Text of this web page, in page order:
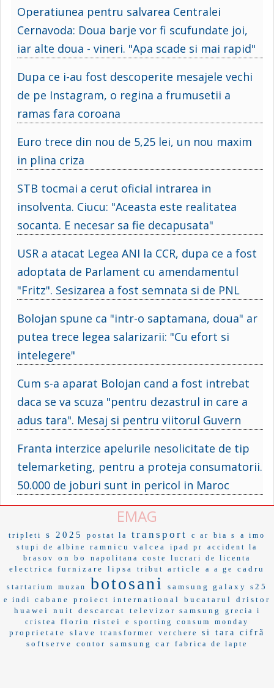
Operatiunea pentru salvarea Centralei
Cernavoda: Doua barje vor fi scufundate joi,
iar alte doua - vineri. "Apa scade si mai rapid"
Dupa ce i-au fost descoperite mesajele vechi
de pe Instagram, o regina a frumusetii a
ramas fara coroana
Euro trece din nou de 5,25 lei, un nou maxim
in plina criza
STB tocmai a cerut oficial intrarea in
insolventa. Ciucu: "Aceasta este realitatea
socanta. E necesar sa fie decapusata"
USR a atacat Legea ANI la CCR, dupa ce a fost
adoptata de Parlament cu amendamentul
"Fritz". Sesizarea a fost semnata si de PNL
Bolojan spune ca "intr-o saptamana, doua" ar
putea trece legea salarizarii: "Cu efort si
intelegere"
Cum s-a aparat Bolojan cand a fost intrebat
daca se va scuza "pentru dezastrul in care a
adus tara". Mesaj si pentru viitorul Guvern
Franta interzice apelurile nesolicitate de tip
telemarketing, pentru a proteja consumatorii.
50.000 de joburi sunt in pericol in Maroc
EMAG
tripleti s 2025 postat la transport c ar bia s
a imo
stupi de albine
ramnicu valcea ipad pr
accident la
brasov
on bo napolitana coste lucrari de licenta
electrica furnizare lipsa tribut article a a ge cadru
startarium muzan botosani samsung galaxy s25
e indi cabane proiect international bucatarul
dristor
huawei
nuit descarcat televizor samsung
grecia i
cristea
florin ristei e sporting consum monday
proprietate slave transformer verchere si tara
cifrã
softserve
contor samsung car fabrica de lapte